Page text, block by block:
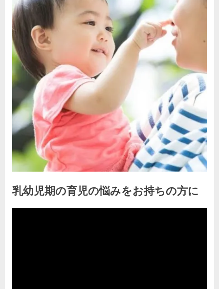
乳幼児期の育児の悩みをお持ちの方に
Posted
2024年2月5日
By
kodomiracafe2023
乳
コメントはまだありません